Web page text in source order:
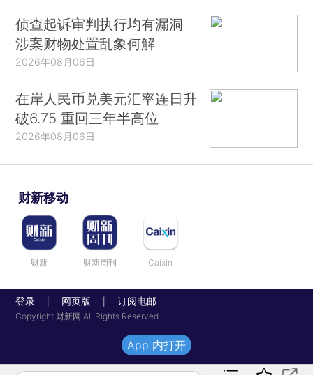
侦查起诉审判执行均有漏洞
涉案财物处置乱象何解
2026年08月06日
在岸人民币兑美元汇率连日升
破6.75 重回三年半高位
2026年08月06日
财新移动
财新 财新周刊 Caixin
登录 网页版 订阅电邮
Copyright 财新网 All Rights Reserved
App 内打开